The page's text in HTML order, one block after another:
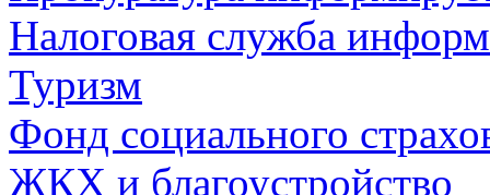
Налоговая служба
Туризм
Фонд социального
ЖКХ и благоустройство